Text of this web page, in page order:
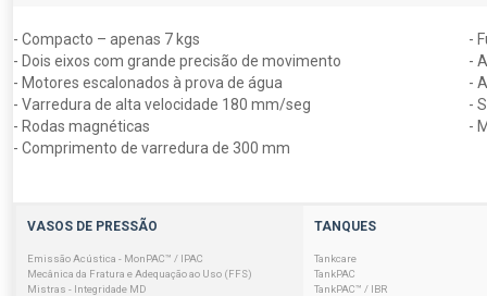
- Compacto – apenas 7 kgs
- Dois eixos com grande precisão de movimento
- Motores escalonados à prova de água
- Varredura de alta velocidade 180 mm/seg
- Rodas magnéticas
- Comprimento de varredura de 300 mm
-
-
-
-
-
VASOS DE PRESSÃO
Emissão Acústica - MonPAC™ / IPAC
Mecânica da Fratura e Adequação ao Uso (FFS)
Mistras - Integridade MD
TANQUES
Tankcare
TankPAC
TankPAC™ / IBR